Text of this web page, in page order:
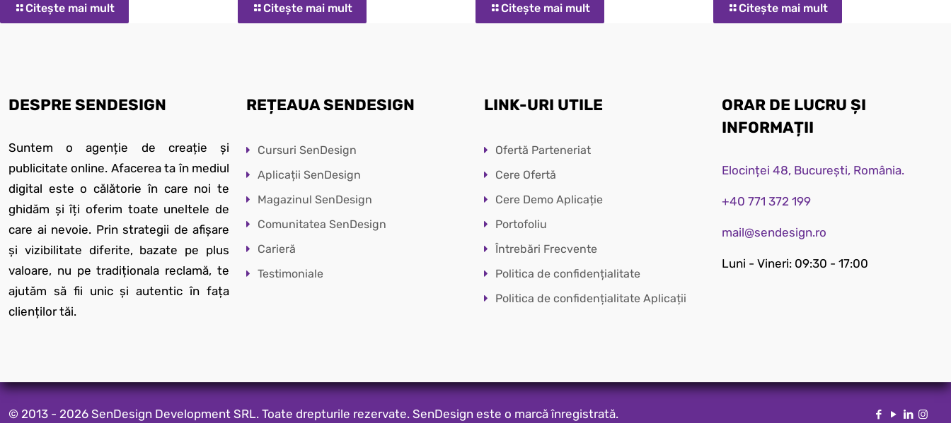
Citește mai mult Citește mai mult Citește mai mult Citește mai mult
DESPRE SENDESIGN
Suntem o agenție de creație și
publicitate online. Afacerea ta în mediul
digital este o călătorie în care noi te
ghidăm și îți oferim toate uneltele de
care ai nevoie. Prin strategii de afișare
și vizibilitate diferite, bazate pe plus
valoare, nu pe tradiționala reclamă, te
ajutăm să fii unic și autentic în fața
clienților tăi.
REȚEAUA SENDESIGN
Cursuri SenDesign
Aplicații SenDesign
Magazinul SenDesign
Comunitatea SenDesign
Carieră
Testimoniale
LINK-URI UTILE
Ofertă Parteneriat
Cere Ofertă
Cere Demo Aplicație
Portofoliu
Întrebări Frecvente
Politica de confidențialitate
Politica de confidențialitate Aplicații
ORAR DE LUCRU ȘI
INFORMAȚII
Elocinței 48, București, România.
+40 771 372 199
mail@sendesign.ro
Luni - Vineri: 09:30 - 17:00
© 2013 - 2026 SenDesign Development SRL. Toate drepturile rezervate. SenDesign este o marcă înregistrată.